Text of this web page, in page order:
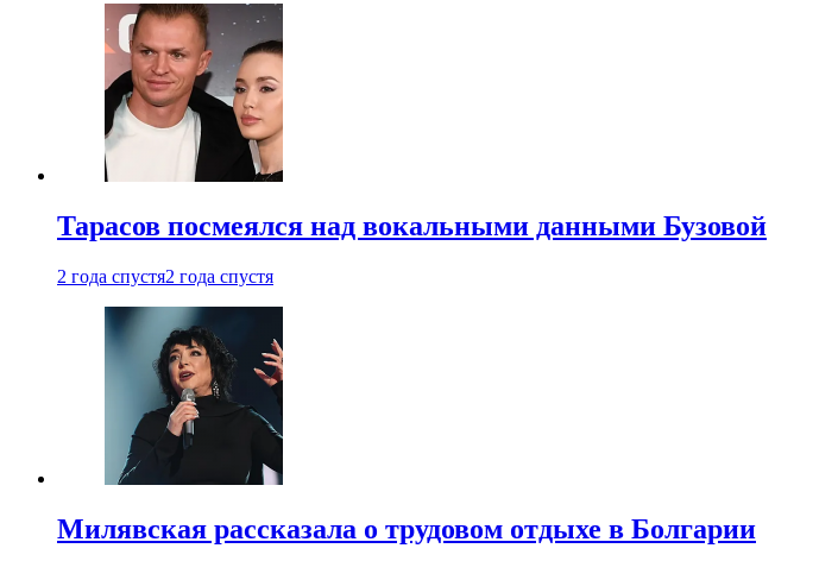
Тарасов посмеялся над вокальными данными Бузовой
2 года спустя2 года спустя
Милявская рассказала о трудовом отдыхе в Болгарии